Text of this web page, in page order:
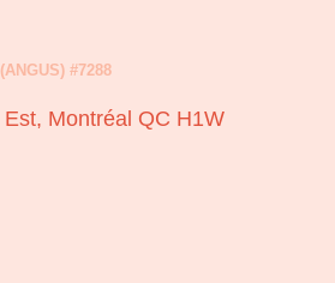
#7288
Montréal QC H1W